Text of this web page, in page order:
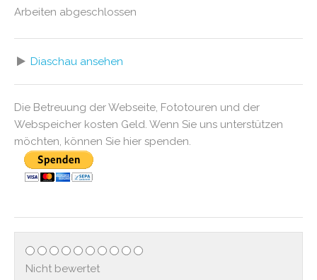
Arbeiten abgeschlossen
Diaschau ansehen
Die Betreuung der Webseite, Fototouren und der
Webspeicher kosten Geld. Wenn Sie uns unterstützen
möchten, können Sie hier spenden.
Nicht bewertet